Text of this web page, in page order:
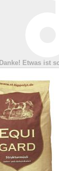
Danke! Etwas ist